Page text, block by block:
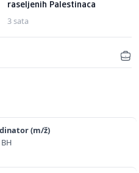
raseljenih Palestinaca
3 sata
(m/ž)